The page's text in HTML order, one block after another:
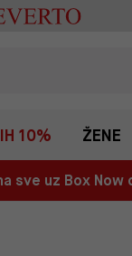
10% ŽENE
sve uz Box